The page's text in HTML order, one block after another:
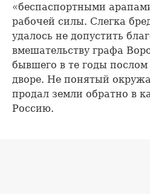
«беспаспортными
рабочей силы. Слегка
удалось не допустить
вмешательству графа
бывшего в те годы
дворе. Не понятый
продал земли обратно в
Россию.